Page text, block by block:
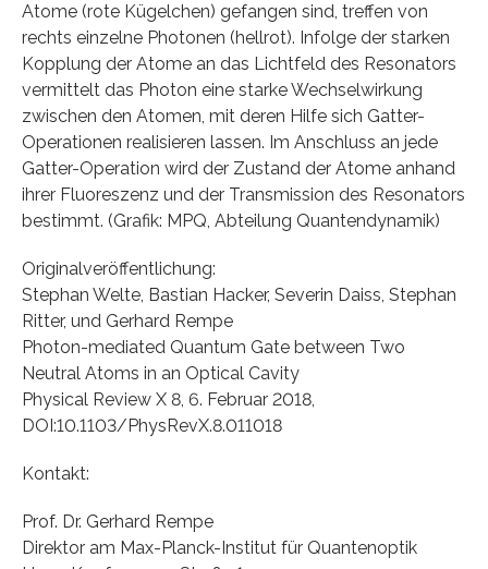
Atome (rote Kügelchen) gefangen sind, treffen von
rechts einzelne Photonen (hellrot). Infolge der starken
Kopplung der Atome an das Lichtfeld des Resonators
vermittelt das Photon eine starke Wechselwirkung
zwischen den Atomen, mit deren Hilfe sich Gatter-
Operationen realisieren lassen. Im Anschluss an jede
Gatter-Operation wird der Zustand der Atome anhand
ihrer Fluoreszenz und der Transmission des Resonators
bestimmt. (Grafik: MPQ, Abteilung Quantendynamik)
Originalveröffentlichung:
Stephan Welte, Bastian Hacker, Severin Daiss, Stephan
Ritter, und Gerhard Rempe
Photon-mediated Quantum Gate between Two
Neutral Atoms in an Optical Cavity
Physical Review X 8, 6. Februar 2018,
DOI:10.1103/PhysRevX.8.011018
Kontakt:
Prof. Dr. Gerhard Rempe
Direktor am Max-Planck-Institut für Quantenoptik